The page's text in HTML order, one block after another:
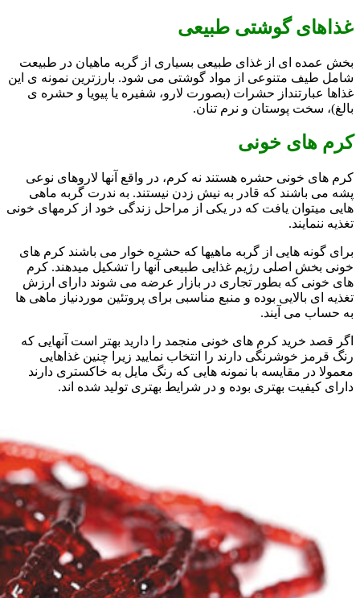
غذاهای گوشتی طبیعی
بخش عمده ای از غذای طبیعی بسیاری از گربه ماهیان در طبیعت
شامل طیف متنوعی از مواد گوشتی می شود. بارزترین نمونه ی این
غذاها عبارتنداز حشرات (بصورت لارو، شفیره یا پیویا و حشره ی
بالغ)، سخت پوستان و نرم تنان.
کرم های خونی
کرم های خونی حشره هستند نه کرم، در واقع آنها لاروهای نوعی
پشه می باشند که قادر به نیش زدن نیستند. به ندرت گربه ماهی
هایی میتوان یافت که در یکی از مراحل زندگی خود از کرمهای خونی
تغذیه ننمایند.
برای گونه هایی از گربه ماهیها که حشره خوار می باشند کرم های
خونی بخش اصلی رژیم غذایی طبیعی آنها را تشکیل میدهند. کرم
های خونی که بطور تجاری در بازار عرضه می شوند دارای ارزش
تغذیه ای بالایی بوده و منبع مناسبی برای پروتئین موردنیاز ماهی ها
به حساب می آیند.
اگر قصد خرید کرم های خونی منجمد را دارید بهتر است آنهایی که
رنگ قرمز خوشرنگی دارند را انتخاب نمایید زیرا چنین غذاهایی
معمولا در مقایسه با نمونه هایی که رنگ مایل به خاکستری دارند
دارای کیفیت بهتری بوده و در شرایط بهتری تولید شده اند.